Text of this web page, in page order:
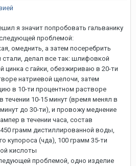
я значит попробовать гальванику
проблемой:
омеднить, а затем посеребрить
стали, делал все так: шлифовкой
цинка с гайки, обезжириваю в 20-ти
натриевой щелочи, затем
в 10-ти процентном растворе
течении 10-15 минут (время менял в
до 30-ти), и провожу меднение
в течении часа, состав
грамм дистиллированной воды,
купороса (чда), 100 грамм 35-ти
кислоты
проблемой, одно изделие